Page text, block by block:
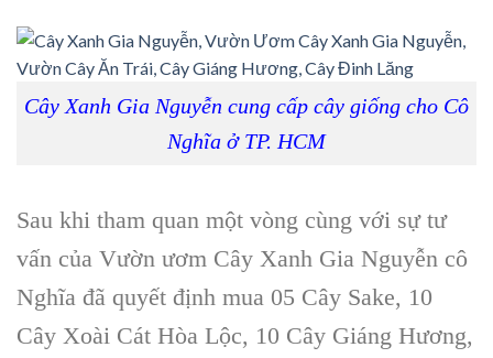
Cây Xanh Gia Nguyễn cung cấp cây giống cho Cô
Nghĩa ở TP. HCM
Sau khi tham quan một vòng cùng với sự tư
vấn của Vườn ươm Cây Xanh Gia Nguyễn cô
Nghĩa đã quyết định mua 05 Cây Sake, 10
Cây Xoài Cát Hòa Lộc, 10 Cây Giáng Hương,